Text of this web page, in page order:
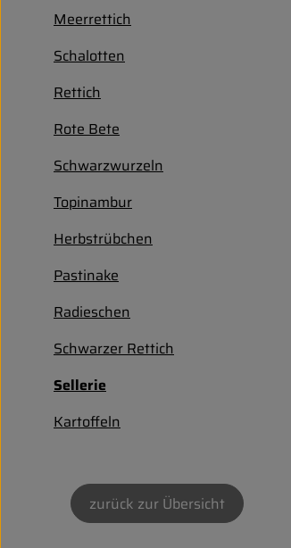
Meerrettich
Schalotten
Rettich
Rote Bete
Schwarzwurzeln
Topinambur
Herbstrübchen
Pastinake
Radieschen
Schwarzer Rettich
Sellerie
Kartoffeln
zurück zur Übersicht